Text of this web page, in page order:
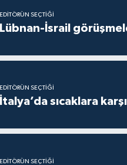
EDITÖRÜN SEÇTIĞI
Lübnan-İsrail
EDITÖRÜN SEÇTIĞI
İtalya’da sıcaklara
EDITÖRÜN SEÇTIĞI